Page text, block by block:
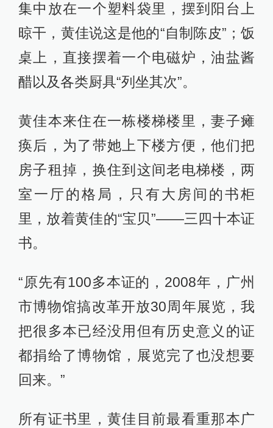
集中放在一个塑料袋里，摆到阳台上
晾干，黄佳说这是他的“自制陈皮”；饭
桌上，直接摆着一个电磁炉，油盐酱
醋以及各类厨具“列坐其次”。
黄佳本来住在一栋楼梯楼里，妻子瘫
痪后，为了带她上下楼方便，他们把
房子租掉，换住到这间老电梯楼，两
室一厅的格局，只有大房间的书柜
里，放着黄佳的“宝贝”——三四十本证
书。
“原先有100多本证的，2008年，广州
市博物馆搞改革开放30周年展览，我
把很多本已经没用但有历史意义的证
都捐给了博物馆，展览完了也没想要
回来。”
所有证书里，黄佳目前最看重那本广